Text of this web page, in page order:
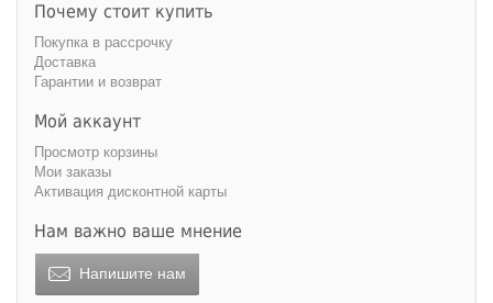
Почему стоит купить
Покупка в рассрочку
Доставка
Гарантии и возврат
Мой аккаунт
Просмотр корзины
Мои заказы
Активация дисконтной карты
Нам важно ваше мнение
Напишите нам